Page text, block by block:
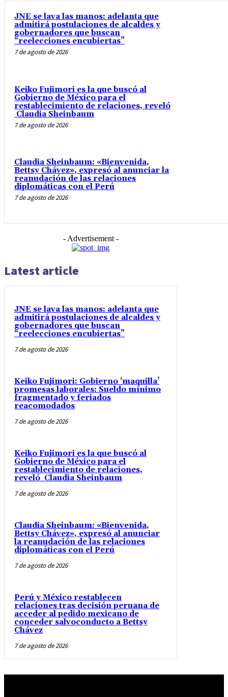
JNE se lava las manos: adelanta que
admitirá postulaciones de alcaldes y
gobernadores que buscan
“reelecciones encubiertas”
7 de agosto de 2026
Keiko Fujimori es la que buscó al
Gobierno de México para el
restablecimiento de relaciones, reveló
Claudia Sheinbaum
7 de agosto de 2026
Claudia Sheinbaum: «Bienvenida,
Bettsy Chávez», expresó al anunciar la
reanudación de las relaciones
diplomáticas con el Perú
7 de agosto de 2026
- Advertisement -
Latest article
JNE se lava las manos: adelanta que
admitirá postulaciones de alcaldes y
gobernadores que buscan
“reelecciones encubiertas”
7 de agosto de 2026
Keiko Fujimori: Gobierno ‘maquilla’
promesas laborales: Sueldo mínimo
fragmentado y feriados
reacomodados
7 de agosto de 2026
Keiko Fujimori es la que buscó al
Gobierno de México para el
restablecimiento de relaciones,
reveló Claudia Sheinbaum
7 de agosto de 2026
Claudia Sheinbaum: «Bienvenida,
Bettsy Chávez», expresó al anunciar
la reanudación de las relaciones
diplomáticas con el Perú
7 de agosto de 2026
Perú y México restablecen
relaciones tras decisión peruana de
acceder al pedido mexicano de
conceder salvoconducto a Bettsy
Chávez
7 de agosto de 2026